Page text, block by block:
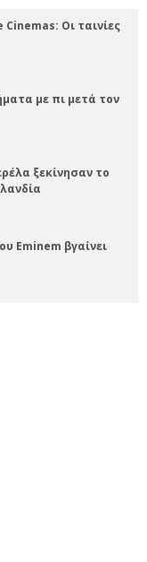
Οι ταινίες
με πι μετά τον
ξεκίνησαν το
Eminem βγαίνει